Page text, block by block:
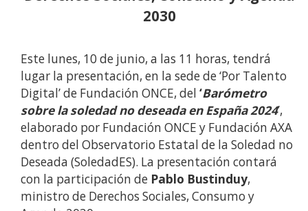
2030
Este lunes, 10 de junio, a las 11 horas, tendrá
lugar la presentación, en la sede de ‘Por Talento
Digital’ de Fundación ONCE, del ‘Barómetro
sobre la soledad no deseada en España 2024’,
elaborado por Fundación ONCE y Fundación AXA
dentro del Observatorio Estatal de la Soledad no
Deseada (SoledadES). La presentación contará
con la participación de Pablo Bustinduy,
ministro de Derechos Sociales, Consumo y